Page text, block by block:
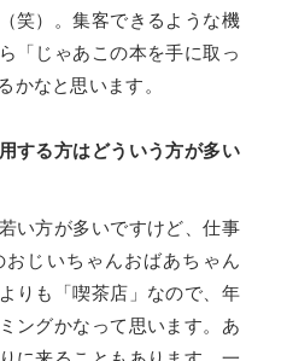
笑）。集客できるような機
「じゃあこの本を手に取っ
かなと思います。
する方はどういう方が多い
い方が多いですけど、仕事
じいちゃんおばあちゃん
りも「喫茶店」なので、年
ングかなって思います。あ